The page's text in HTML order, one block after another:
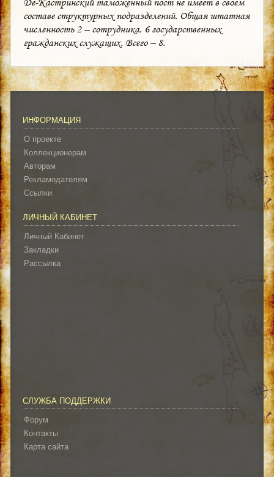
составе структурных подразделений. Общая штатная
численность 2 – сотрудника, 6 государственных
гражданских служащих. Всего – 8.
ИНФОРМАЦИЯ
О проекте
Коллекционерам
Авторам
Рекламодателям
Ссылки
ЛИЧНЫЙ КАБИНЕТ
Личный Кабинет
Закладки
Рассылка
СЛУЖБА ПОДДЕРЖКИ
Форум
Контакты
Карта сайта